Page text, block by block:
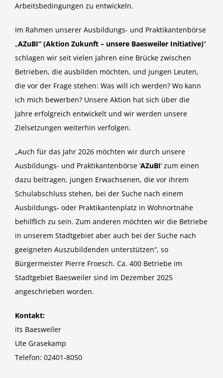
Arbeitsbedingungen zu entwickeln.
Im Rahmen unserer Ausbildungs- und Praktikantenbörse
„AZuBI“ (Aktion Zukunft – unsere Baesweiler Initiative)“
schlagen wir seit vielen Jahren eine Brücke zwischen
Betrieben, die ausbilden möchten, und jungen Leuten,
die vor der Frage stehen: Was will ich werden? Wo kann
ich mich bewerben? Unsere Aktion hat sich über die
Jahre erfolgreich entwickelt und wir werden unsere
Zielsetzungen weiterhin verfolgen.
„Auch für das Jahr 2026 möchten wir durch unsere
Ausbildungs- und Praktikantenbörse ‘AZuBI‘ zum einen
dazu beitragen, jungen Erwachsenen, die vor ihrem
Schul­abschluss stehen, bei der Suche nach einem
Ausbildungs- oder Praktikantenplatz in Wohnortnähe
behilflich zu sein. Zum anderen möchten wir die Betriebe
in unserem Stadtgebiet aber auch bei der Suche nach
geeigneten Auszubildenden unterstützen“, so
Bürgermeister Pierre Froesch. Ca. 400 Betriebe im
Stadtgebiet Baesweiler sind im Dezember 2025
angeschrieben worden.
Kontakt:
its Baesweiler
Ute Grasekamp
Telefon: 02401-8050